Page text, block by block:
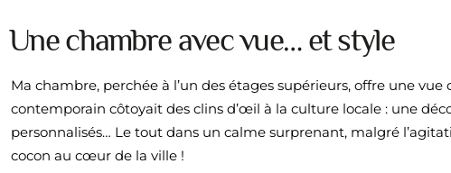
Une chambre avec vue… et style
Ma chambre, perchée à l’un des étages supérieurs, offre une
contemporain côtoyait des clins d’œil à la culture locale : une
personnalisés… Le tout dans un calme surprenant, malgré
cocon au cœur de la ville !